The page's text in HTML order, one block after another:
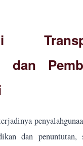
dan
dan penuntutan,